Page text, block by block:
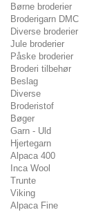
Børne broderier
Broderigarn DMC
Diverse broderier
Jule broderier
Påske broderier
Broderi tilbehør
Beslag
Diverse
Broderistof
Bøger
Garn - Uld
Hjertegarn
Alpaca 400
Inca Wool
Trunte
Viking
Alpaca Fine